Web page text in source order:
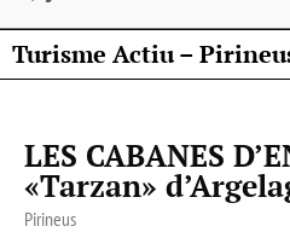
Turisme Actiu –
LES CABANES
«Tarzan»
Pirineus